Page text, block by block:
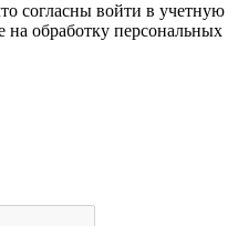
согласны войти в учетную
на обработку персональных